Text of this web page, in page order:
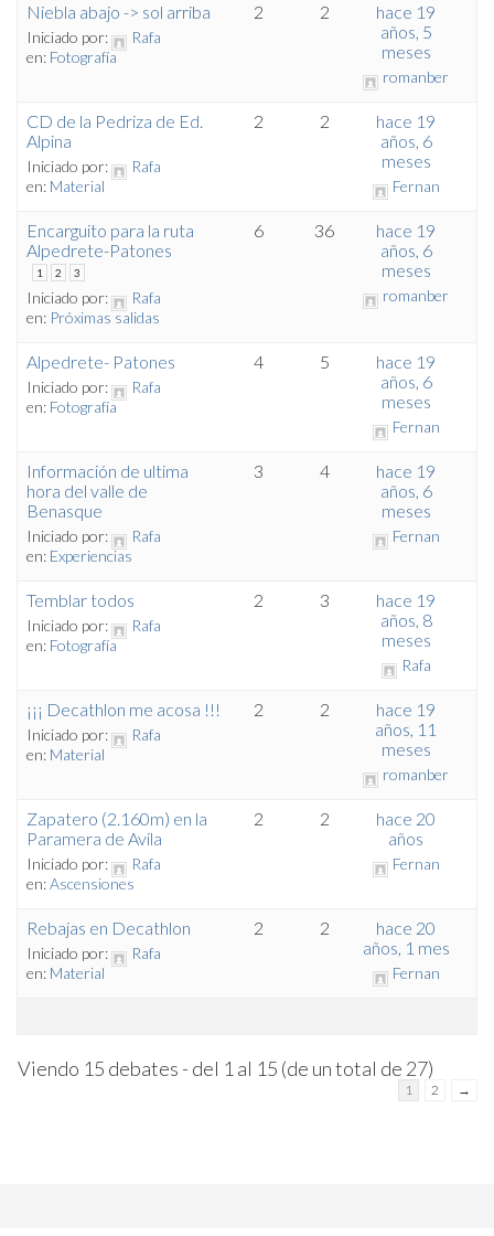
Niebla abajo -> sol arriba
Iniciado por:
Rafa
en: Fotografía
2 2
hace 19
años, 5
meses
romanber
CD de la Pedriza de Ed.
Alpina
Iniciado por:
Rafa
en: Material
2 2
hace 19
años, 6
meses
Fernan
Encarguito para la ruta
Alpedrete-Patones
1 2 3
Iniciado por:
Rafa
en: Próximas salidas
6 36
hace 19
años, 6
meses
romanber
Alpedrete- Patones
Iniciado por:
Rafa
en: Fotografía
4 5
hace 19
años, 6
meses
Fernan
Información de ultima
hora del valle de
Benasque
Iniciado por:
Rafa
en: Experiencias
3 4
hace 19
años, 6
meses
Fernan
Temblar todos
Iniciado por:
Rafa
en: Fotografía
2 3
hace 19
años, 8
meses
Rafa
¡¡¡ Decathlon me acosa !!!
Iniciado por:
Rafa
en: Material
2 2
hace 19
años, 11
meses
romanber
Zapatero (2.160m) en la
Paramera de Avila
Iniciado por:
Rafa
en:Ascensiones
2 2
hace 20
años
Fernan
Rebajas en Decathlon
Iniciado por:
Rafa
en: Material
2 2
hace 20
años, 1 mes
Fernan
Viendo 15 debates - del 1 al 15 (de un total de 27)
1 2 →